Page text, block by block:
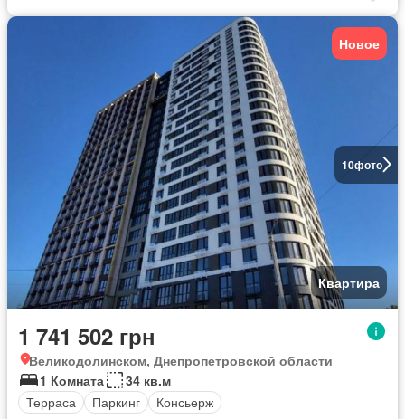
10фото
Новое
Квартира
1 741 502 грн
Великодолинском, Днепропетровской области
1 Комната
34 кв.м
Терраса
Паркинг Консьерж